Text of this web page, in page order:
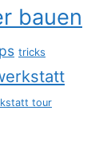
bauen
tricks
tour